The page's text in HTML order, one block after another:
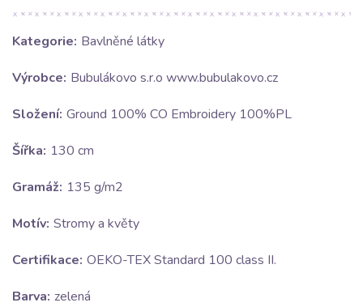
Kategorie: Bavlněné látky
Výrobce: Bubulákovo s.r.o www.bubulakovo.cz
Složení: Ground 100% CO Embroidery 100%PL
Šířka: 130 cm
Gramáž: 135 g/m2
Motív: Stromy a květy
Certifikace: OEKO-TEX Standard 100 class II.
Barva: zelená